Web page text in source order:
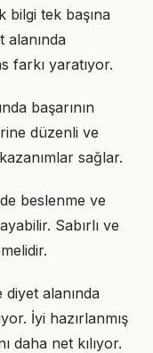
bilgi tek başına
alanında
farkı yaratıyor.
başarının
düzenli ve
sağlar.
beslenme ve
Sabırlı ve
alanında
İyi hazırlanmış
daha net kılıyor.